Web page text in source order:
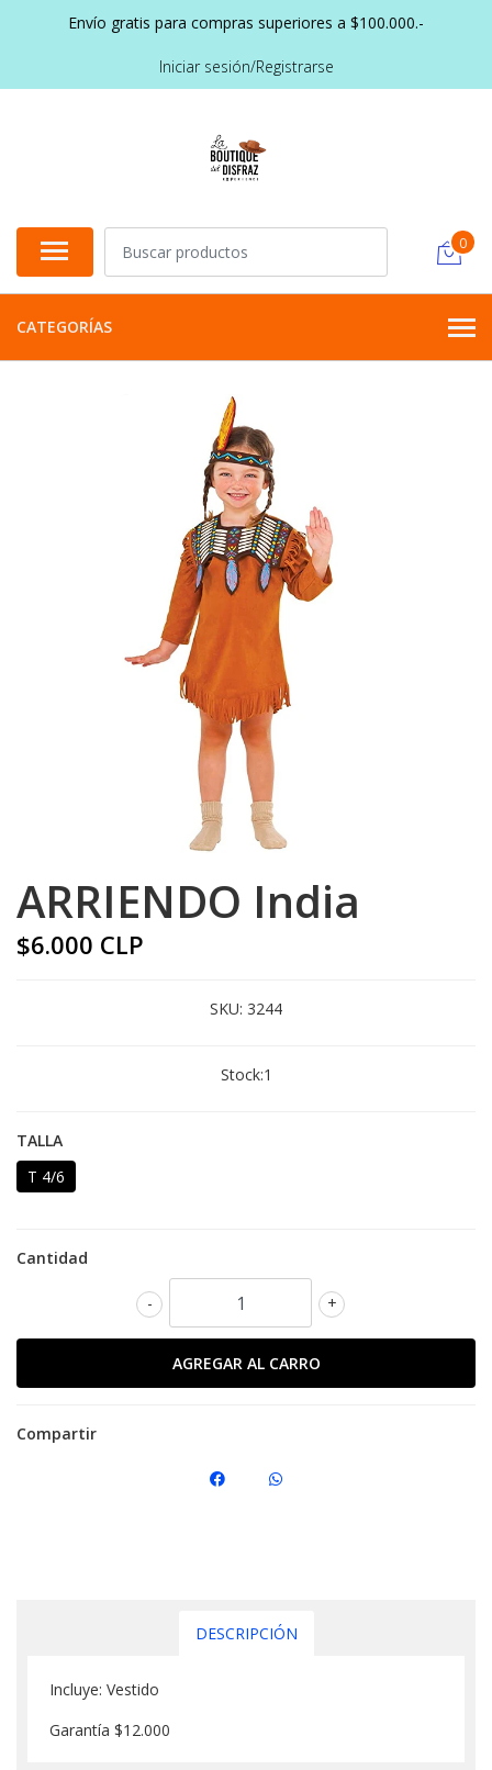
Envío gratis para compras superiores a $100.000.-
Iniciar sesión/Registrarse
0
CATEGORÍAS
ARRIENDO India
$6.000 CLP
SKU: 3244
Stock:1
TALLA
T 4/6
Cantidad
+
-
Compartir
DESCRIPCIÓN
Incluye: Vestido
Garantía $12.000